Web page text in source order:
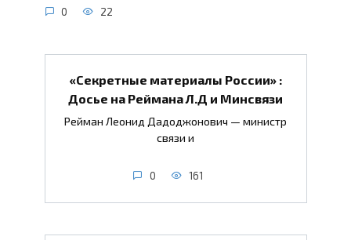
0 22
«Секретные материалы России» :
Досье на Реймана Л.Д и Минсвязи
Рейман Леонид Дадоджонович — министр
связи и
0 161